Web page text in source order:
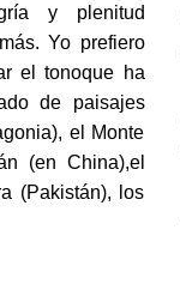
y plenitud
Yo prefiero
el tonoque ha
de paisajes
el Monte
(en China),el
(Pakistán), los